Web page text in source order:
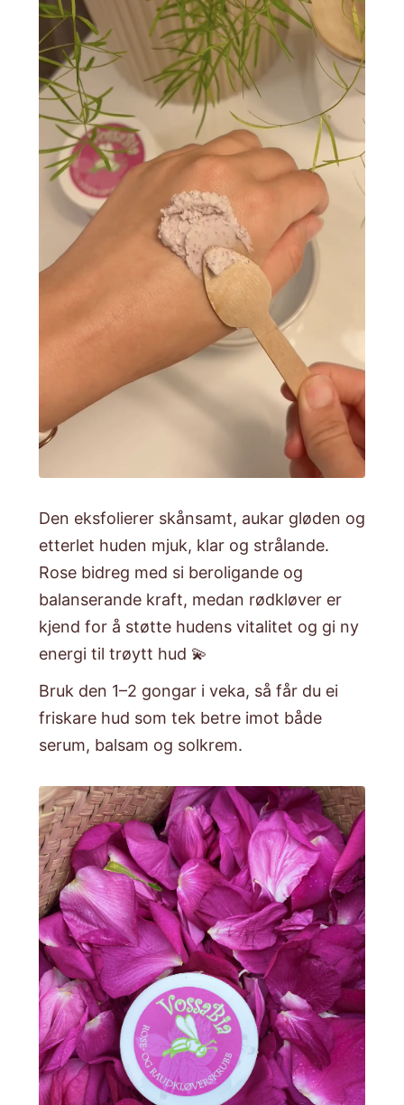
Den eksfolierer skånsamt, aukar gløden og
etterlet huden mjuk, klar og strålande.
Rose bidreg med si beroligande og
balanserande kraft, medan rødkløver er
kjend for å støtte hudens vitalitet og gi ny
energi til trøytt hud 💫
Bruk den 1–2 gongar i veka, så får du ei
friskare hud som tek betre imot både
serum, balsam og solkrem.